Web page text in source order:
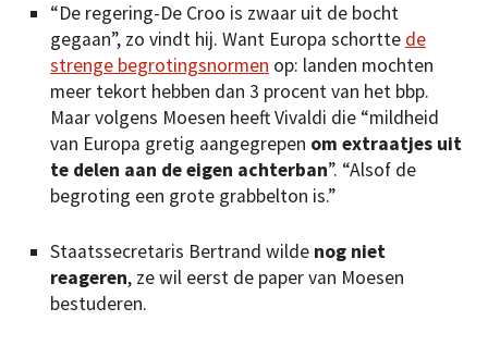
“De regering-De Croo is zwaar uit de bocht
gegaan”, zo vindt hij. Want Europa schortte de
strenge begrotingsnormen op: landen mochten
meer tekort hebben dan 3 procent van het bbp.
Maar volgens Moesen heeft Vivaldi die “mildheid
van Europa gretig aangegrepen om extraatjes uit
te delen aan de eigen achterban”. “Alsof de
begroting een grote grabbelton is.”
Staatssecretaris Bertrand wilde nog niet
reageren, ze wil eerst de paper van Moesen
bestuderen.